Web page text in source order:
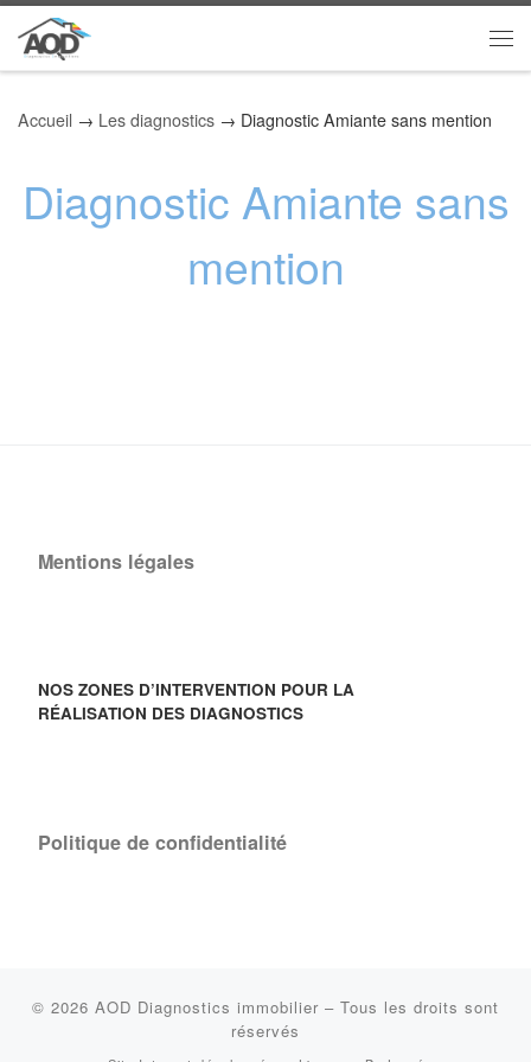
Skip to content
Accueil → Les diagnostics → Diagnostic Amiante sans mention
Diagnostic Amiante sans
mention
Mentions légales
NOS ZONES D’INTERVENTION POUR LA
RÉALISATION DES DIAGNOSTICS
Politique de confidentialité
© 2026 AOD Diagnostics immobilier – Tous les droits sont
réservés